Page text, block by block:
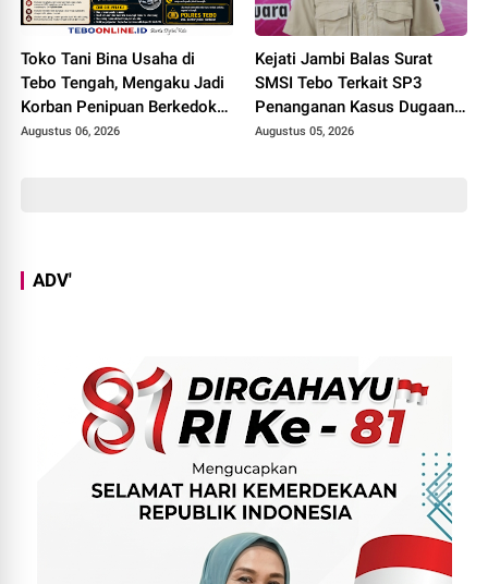
Toko Tani Bina Usaha di
Tebo Tengah, Mengaku Jadi
Korban Penipuan Berkedok
Pemesanan Racun Tikus
Augustus 06, 2026
Kejati Jambi Balas Surat
SMSI Tebo Terkait SP3
Penanganan Kasus Dugaan
Korupsi di DPUPR Tebo Rp
Augustus 05, 2026
ADV'